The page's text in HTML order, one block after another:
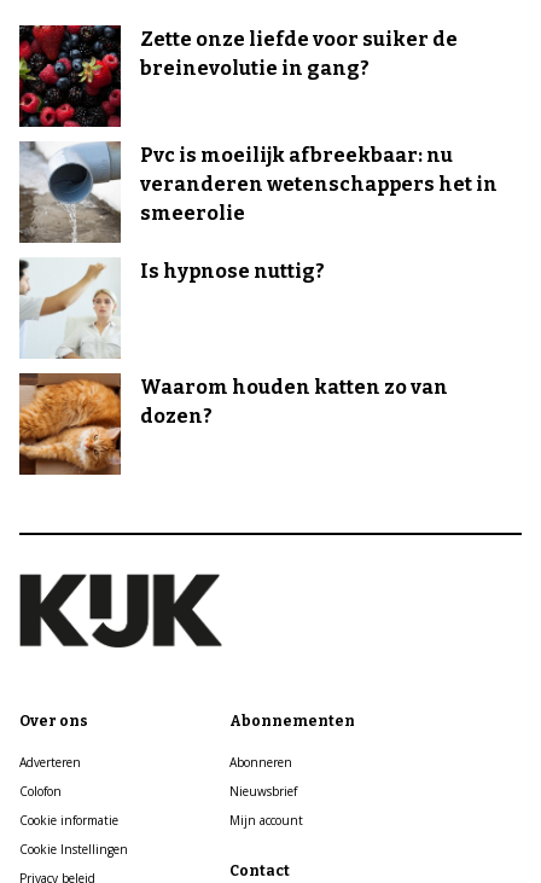
Zette onze liefde voor suiker de
breinevolutie in gang?
Pvc is moeilijk afbreekbaar: nu
veranderen wetenschappers het in
smeerolie
Is hypnose nuttig?
Waarom houden katten zo van
dozen?
Over ons
Adverteren
Colofon
Cookie informatie
Cookie Instellingen
Privacy beleid
Abonnementen
Abonneren
Nieuwsbrief
Mijn account
Contact